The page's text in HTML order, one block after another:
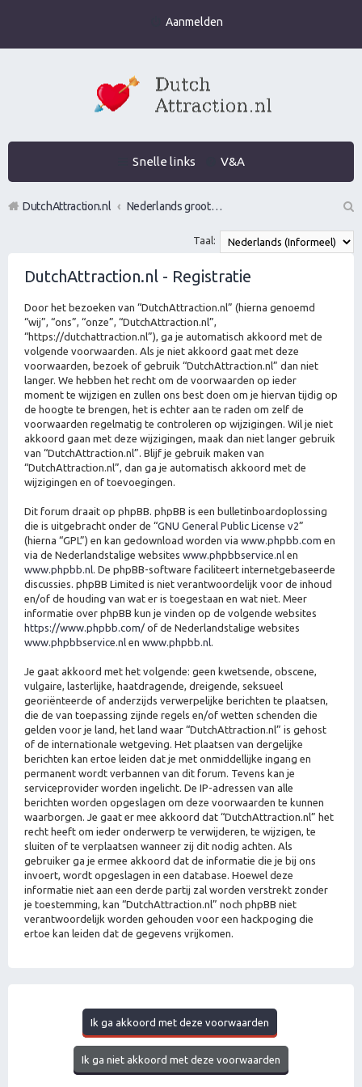
Aanmelden
Snelle links V&A
DutchAttraction.nl
Nederlands grootste Dutch Attraction, Lifestyle, Vrouwen versieren en Pick-Up (PUA) Forum
Z
oe
Taal:
DutchAttraction.nl - Registratie
Door het bezoeken van “DutchAttraction.nl” (hierna genoemd
“wij”, “ons”, “onze”, “DutchAttraction.nl”,
“https://dutchattraction.nl”), ga je automatisch akkoord met de
volgende voorwaarden. Als je niet akkoord gaat met deze
voorwaarden, bezoek of gebruik “DutchAttraction.nl” dan niet
langer. We hebben het recht om de voorwaarden op ieder
moment te wijzigen en zullen ons best doen om je hiervan tijdig op
de hoogte te brengen, het is echter aan te raden om zelf de
voorwaarden regelmatig te controleren op wijzigingen. Wil je niet
akkoord gaan met deze wijzigingen, maak dan niet langer gebruik
van “DutchAttraction.nl”. Blijf je gebruik maken van
“DutchAttraction.nl”, dan ga je automatisch akkoord met de
wijzigingen en of toevoegingen.
Dit forum draait op phpBB. phpBB is een bulletinboardoplossing
die is uitgebracht onder de “GNU General Public License v2”
(hierna “GPL”) en kan gedownload worden via www.phpbb.com en
via de Nederlandstalige websites www.phpbbservice.nl en
www.phpbb.nl. De phpBB-software faciliteert internetgebaseerde
discussies. phpBB Limited is niet verantwoordelijk voor de inhoud
en/of de houding van wat er is toegestaan en wat niet. Meer
informatie over phpBB kun je vinden op de volgende websites
https://www.phpbb.com/ of de Nederlandstalige websites
www.phpbbservice.nl en www.phpbb.nl.
Je gaat akkoord met het volgende: geen kwetsende, obscene,
vulgaire, lasterlijke, haatdragende, dreigende, seksueel
georiënteerde of anderzijds verwerpelijke berichten te plaatsen,
die de van toepassing zijnde regels en/of wetten schenden die
gelden voor je land, het land waar “DutchAttraction.nl” is gehost
of de internationale wetgeving. Het plaatsen van dergelijke
berichten kan ertoe leiden dat je met onmiddellijke ingang en
permanent wordt verbannen van dit forum. Tevens kan je
serviceprovider worden ingelicht. De IP-adressen van alle
berichten worden opgeslagen om deze voorwaarden te kunnen
waarborgen. Je gaat er mee akkoord dat “DutchAttraction.nl” het
recht heeft om ieder onderwerp te verwijderen, te wijzigen, te
sluiten of te verplaatsen wanneer zij dit nodig achten. Als
gebruiker ga je ermee akkoord dat de informatie die je bij ons
invoert, wordt opgeslagen in een database. Hoewel deze
informatie niet aan een derde partij zal worden verstrekt zonder
je toestemming, kan “DutchAttraction.nl” noch phpBB niet
verantwoordelijk worden gehouden voor een hackpoging die
ertoe kan leiden dat de gegevens vrijkomen.